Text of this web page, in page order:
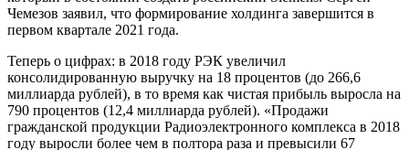
Чемезов заявил, что формирование холдинга завершится в
первом квартале 2021 года.
Теперь о цифрах: в 2018 году РЭК увеличил
консолидированную выручку на 18 процентов (до 266,6
миллиарда рублей), в то время как чистая прибыль выросла на
790 процентов (12,4 миллиарда рублей). «Продажи
гражданской продукции Радиоэлектронного комплекса в 2018
году выросли более чем в полтора раза и превысили 67